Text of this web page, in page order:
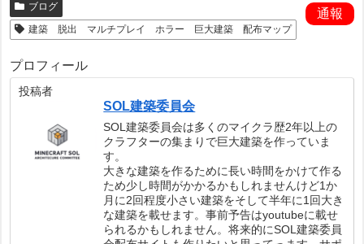
通報
ブログ
建築 脱出 マルチプレイ ホラー 巨大建築 配布マップ
プロフィール
投稿者
SOL建築委員会
SOL建築委員会は多くのマイクラ歴2年以上の
クラフターの集まりで巨大建築を作っていま
す。
大きな建築を作るために長い時間をかけて作る
ため少し時間がかかるかもしれませんけど1か
月に2回程度小さい建築をそして半年に1回大き
な建築を載せます。事前予告はyoutubeに載せ
られるかもしれません。将来的にSOL建築委員